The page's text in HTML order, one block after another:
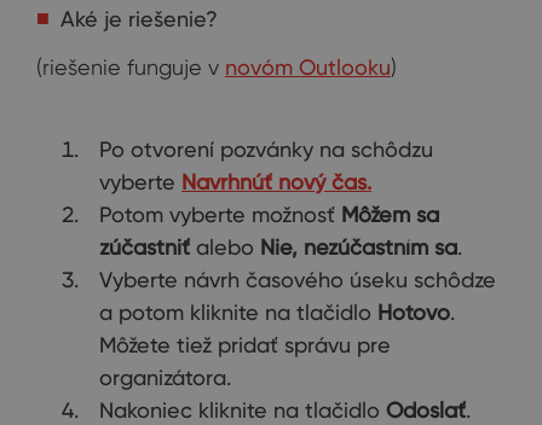
Aké je riešenie?
(riešenie funguje v novóm Outlooku)
Po otvorení pozvánky na schôdzu
vyberte Navrhnúť nový čas.
Potom vyberte možnosť Môžem sa
zúčastniť alebo Nie, nezúčastním sa.
Vyberte návrh časového úseku schôdze
a potom kliknite na tlačidlo Hotovo.
Môžete tiež pridať správu pre
organizátora.
Nakoniec kliknite na tlačidlo Odoslať.